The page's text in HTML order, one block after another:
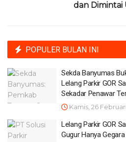
dan Dimintai
POPULER BULAN INI
Sekda Banyumas
Lelang Parkir GOR
Sekadar Penawar
Kamis, 26
Lelang Parkir GOR
Gugur Hanya